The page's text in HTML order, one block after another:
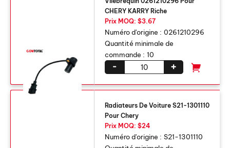
CHERY KARRY Riche
Prix ​​MOQ: $3.67
Numéro d'origine : 0261210296
Quantité minimale de
commande : 10
+
-
Radiateurs De Voiture S21-1301110
Pour Chery
Prix ​​MOQ: $24
Numéro d'origine : S21-1301110